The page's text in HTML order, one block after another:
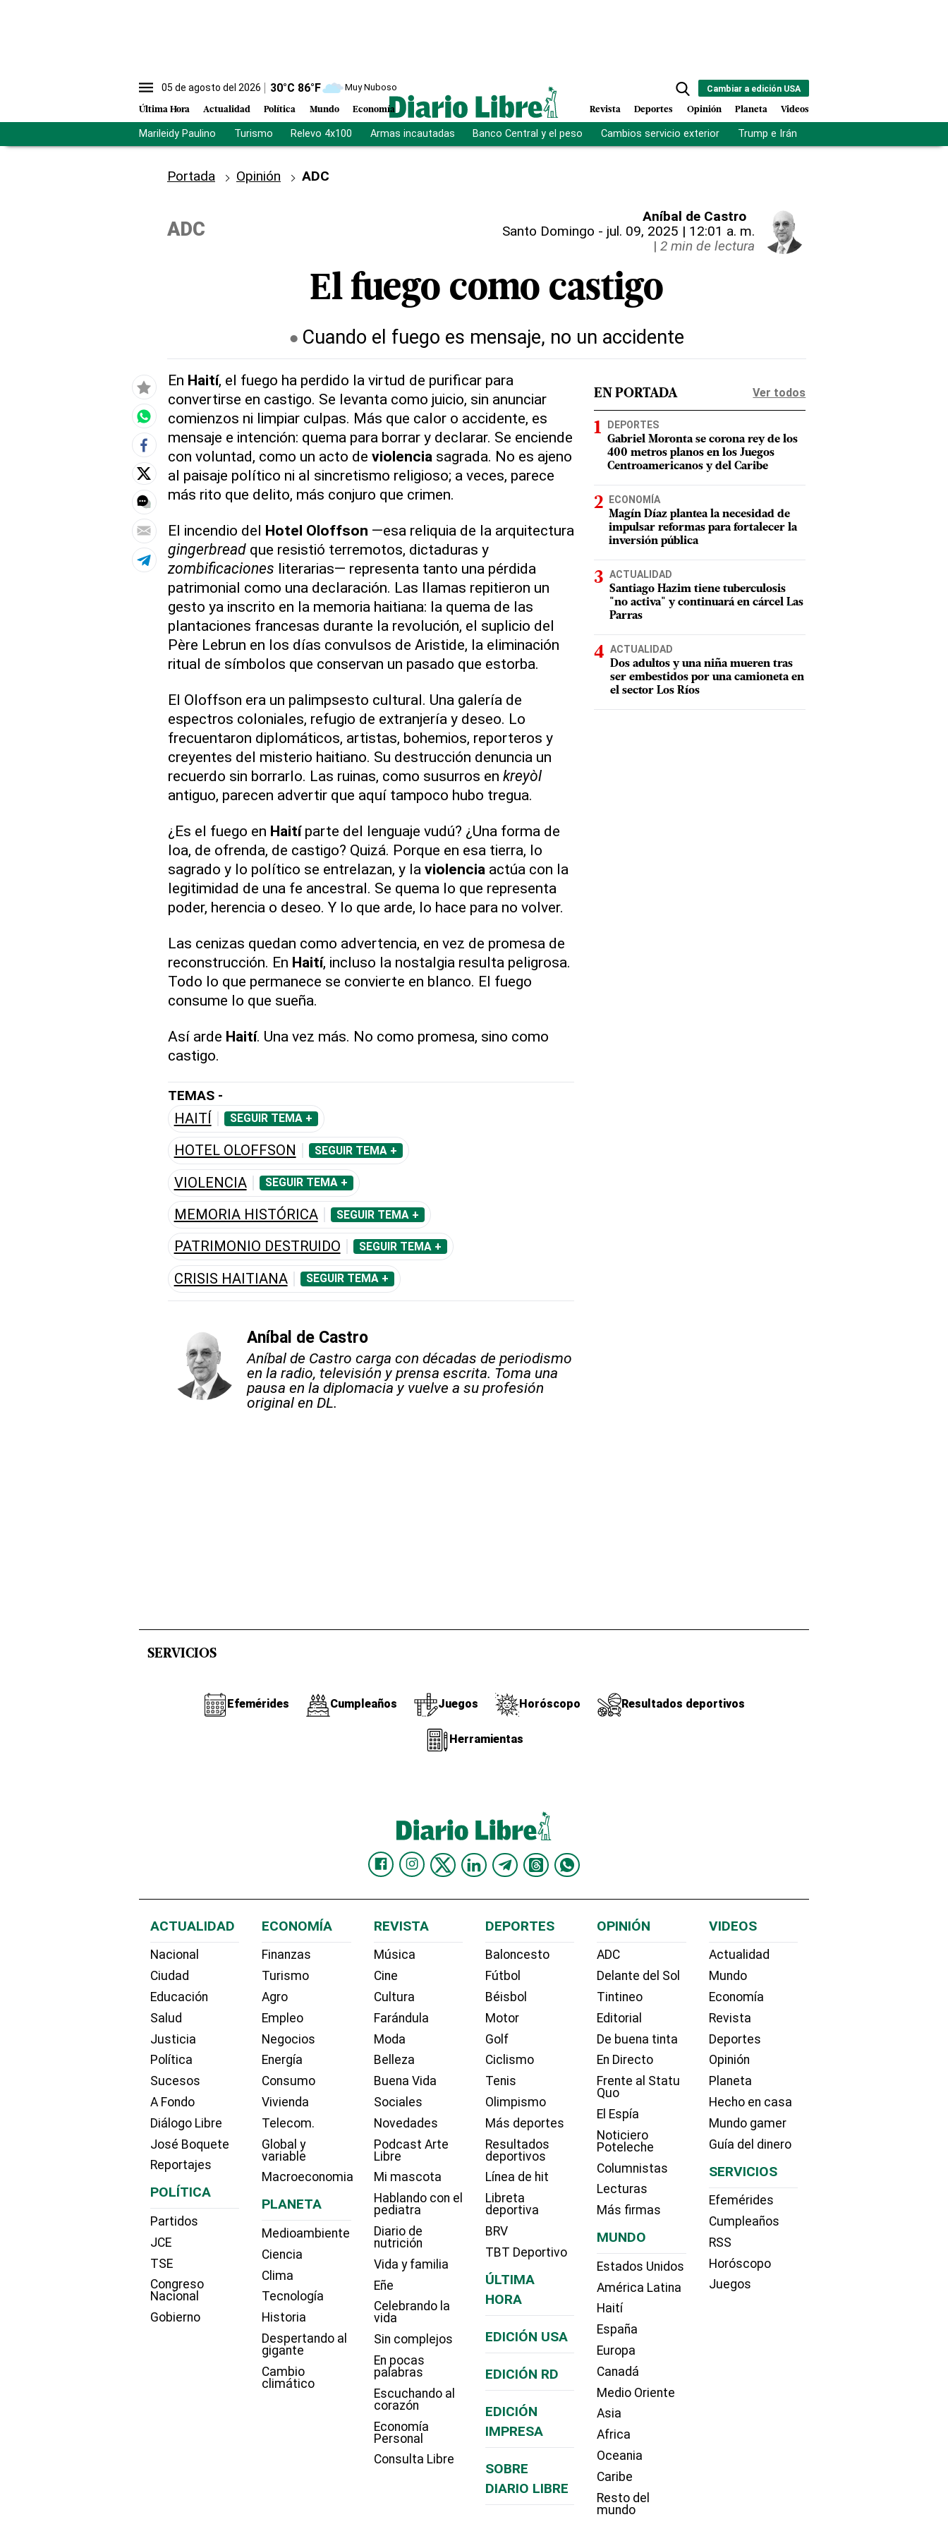
05 de agosto del 2026 30°C 86°F Muy Nuboso
Última Hora Actualidad Política Mundo Economía
Cambiar a edición USA
Revista Deportes Opinión Planeta Videos
Marileidy Paulino Turismo Relevo 4x100 Armas incautadas Banco Central y el peso Cambios servicio exterior Trump e Irán
Portada Opinión ADC
ADC
Aníbal de Castro
Santo Domingo - jul. 09, 2025 | 12:01 a. m.
| 2 min de lectura
El fuego como castigo
Cuando el fuego es mensaje, no un accidente
En Haití, el fuego ha perdido la virtud de purificar para
convertirse en castigo. Se levanta como juicio, sin anunciar
comienzos ni limpiar culpas. Más que calor o accidente, es
mensaje e intención: quema para borrar y declarar. Se enciende
con voluntad, como un acto de violencia sagrada. No es ajeno
al paisaje político ni al sincretismo religioso; a veces, parece
más rito que delito, más conjuro que crimen.
El incendio del Hotel Oloffson —esa reliquia de la arquitectura
gingerbreadque resistió terremotos, dictaduras y
zombificaciones literarias— representa tanto una pérdida
patrimonial como una declaración. Las llamas repitieron un
gesto ya inscrito en la memoria haitiana: la quema de las
plantaciones francesas durante la revolución, el suplicio del
Père Lebrun en los días convulsos de Aristide, la eliminación
ritual de símbolos que conservan un pasado que estorba.
El Oloffson era un palimpsesto cultural. Una galería de
espectros coloniales, refugio de extranjería y deseo. Lo
frecuentaron diplomáticos, artistas, bohemios, reporteros y
creyentes del misterio haitiano. Su destrucción denuncia un
recuerdo sin borrarlo. Las ruinas, como susurros en kreyòl
antiguo, parecen advertir que aquí tampoco hubo tregua.
¿Es el fuego en Haitíparte del lenguaje vudú? ¿Una forma de
loa, de ofrenda, de castigo? Quizá. Porque en esa tierra, lo
sagrado y lo político se entrelazan, y la violencia actúa con la
legitimidad de una fe ancestral. Se quema lo que representa
poder, herencia o deseo. Y lo que arde, lo hace para no volver.
Las cenizas quedan como advertencia, en vez de promesa de
reconstrucción. En Haití, incluso la nostalgia resulta peligrosa.
Todo lo que permanece se convierte en blanco. El fuego
consume lo que sueña.
Así arde Haití. Una vez más. No como promesa, sino como
castigo.
TEMAS -
HAITÍ SEGUIR TEMA +
HOTEL OLOFFSON SEGUIR TEMA +
VIOLENCIA SEGUIR TEMA +
MEMORIA HISTÓRICA SEGUIR TEMA +
PATRIMONIO DESTRUIDO SEGUIR TEMA +
CRISIS HAITIANA SEGUIR TEMA +
Aníbal de Castro
Aníbal de Castro carga con décadas de periodismo
en la radio, televisión y prensa escrita. Toma una
pausa en la diplomacia y vuelve a su profesión
original en DL.
EN PORTADA Ver todos
DEPORTES
Gabriel Moronta se corona rey de los
400 metros planos en los Juegos
Centroamericanos y del Caribe
ECONOMÍA
Magín Díaz plantea la necesidad de
impulsar reformas para fortalecer la
inversión pública
ACTUALIDAD
Santiago Hazim tiene tuberculosis
"no activa" y continuará en cárcel Las
Parras
ACTUALIDAD
Dos adultos y una niña mueren tras
ser embestidos por una camioneta en
el sector Los Ríos
SERVICIOS
Efemérides Cumpleaños Juegos Horóscopo Resultados deportivos
Herramientas
ACTUALIDAD
Nacional
Ciudad
Educación
Salud
Justicia
Política
Sucesos
A Fondo
Diálogo Libre
José Boquete
Reportajes
POLÍTICA
Partidos
JCE
TSE
Congreso
Nacional
Gobierno
ECONOMÍA
Finanzas
Turismo
Agro
Empleo
Negocios
Energía
Consumo
Vivienda
Telecom.
Global y
variable
Macroeconomia
PLANETA
Medioambiente
Ciencia
Clima
Tecnología
Historia
Despertando al
gigante
Cambio
climático
REVISTA
Música
Cine
Cultura
Farándula
Moda
Belleza
Buena Vida
Sociales
Novedades
Podcast Arte
Libre
Mi mascota
Hablando con el
pediatra
Diario de
nutrición
Vida y familia
Eñe
Celebrando la
vida
Sin complejos
En pocas
palabras
Escuchando al
corazón
Economía
Personal
Consulta Libre
DEPORTES
Baloncesto
Fútbol
Béisbol
Motor
Golf
Ciclismo
Tenis
Olimpismo
Más deportes
Resultados
deportivos
Línea de hit
Libreta
deportiva
BRV
TBT Deportivo
ÚLTIMA
HORA
EDICIÓN USA
EDICIÓN RD
EDICIÓN
IMPRESA
SOBRE
DIARIO LIBRE
OPINIÓN
ADC
Delante del Sol
Tintineo
Editorial
De buena tinta
En Directo
Frente al Statu
Quo
El Espía
Noticiero
Poteleche
Columnistas
Lecturas
Más firmas
MUNDO
Estados Unidos
América Latina
Haití
España
Europa
Canadá
Medio Oriente
Asia
Africa
Oceania
Caribe
Resto del
mundo
VIDEOS
Actualidad
Mundo
Economía
Revista
Deportes
Opinión
Planeta
Hecho en casa
Mundo gamer
Guía del dinero
SERVICIOS
Efemérides
Cumpleaños
RSS
Horóscopo
Juegos